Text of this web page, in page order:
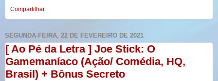
Compartilhar
SEGUNDA-FEIRA, 22 DE FEVEREIRO DE 2021
[ Ao Pé da Letra ] Joe Stick: O
Gamemaníaco (Ação/ Comédia, HQ,
Brasil) + Bônus Secreto